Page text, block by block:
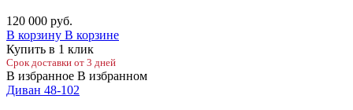
120 000 руб.
В корзину В корзине
Купить в 1 клик
Срок доставки от 3 дней
В избранное В избранном
Диван 48-102